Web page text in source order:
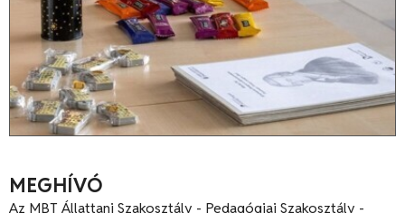
MEGHÍVÓ
Az MBT Állattani Szakosztály - Pedagógiai Szakosztály -